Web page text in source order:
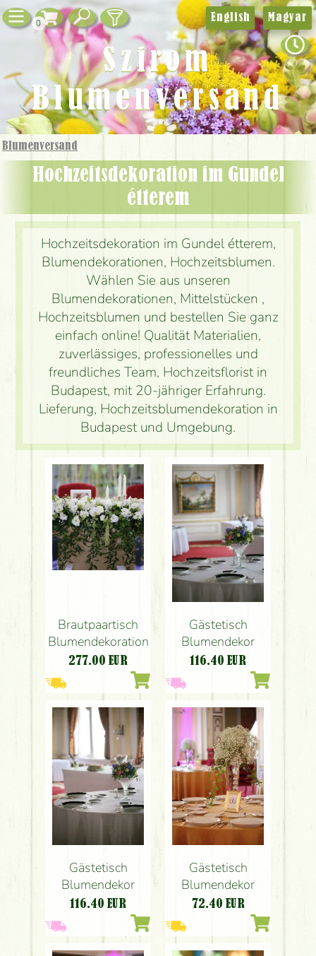
0
Blumenversand
Hochzeitsdekoration im Gundel
étterem
Hochzeitsdekoration im Gundel étterem,
Blumendekorationen, Hochzeitsblumen.
Wählen Sie aus unseren
Blumendekorationen, Mittelstücken ,
Hochzeitsblumen und bestellen Sie ganz
einfach online! Qualität Materialien,
zuverlässiges, professionelles und
freundliches Team, Hochzeitsflorist in
Budapest, mit 20-jähriger Erfahrung.
Lieferung, Hochzeitsblumendekoration in
Budapest und Umgebung.
Brautpaartisch
Blumendekoration
277.00 EUR
Gästetisch
Blumendekor
116.40 EUR
Gästetisch
Blumendekor
116.40 EUR
Gästetisch
Blumendekor
72.40 EUR
English Magyar
Szirom
Blumenversand